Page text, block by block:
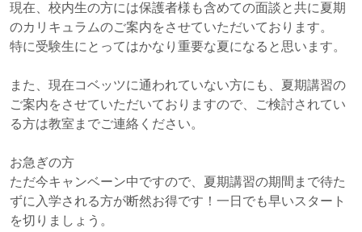
現在、校内生の方には保護者様も含めての面談と共に夏期
のカリキュラムのご案内をさせていただいております。
特に受験生にとってはかなり重要な夏になると思います。
また、現在コベッツに通われていない方にも、夏期講習の
ご案内をさせていただいておりますので、ご検討されてい
る方は教室までご連絡ください。
お急ぎの方
ただ今キャンベーン中ですので、夏期講習の期間まで待た
ずに入学される方が断然お得です！一日でも早いスタート
を切りましょう。